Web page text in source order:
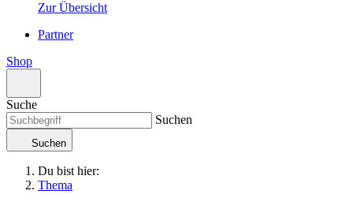
Zur Übersicht
Partner
Shop
Suche
Suchen
Suchen
Du bist hier:
Thema